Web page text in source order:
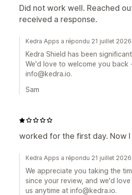
Did not work well. Reached
received a response.
Kedra Apps a répondu 21 juillet 2026
Kedra Shield has been
We'd love to welcome you back
info@kedra.io.
Sam
worked for the first day. Now
Kedra Apps a répondu 21 juillet 2026
We appreciate you taking the
since your review, and we'd
us anytime at info@kedra.io.